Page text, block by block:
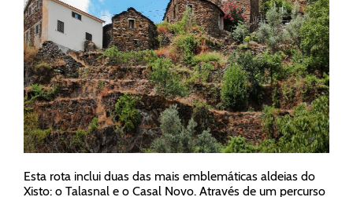
Esta rota inclui duas das mais emblemáticas aldeias do
Xisto: o Talasnal e o Casal Novo. Através de um percurso